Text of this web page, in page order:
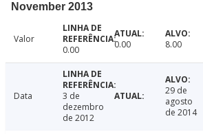
November 2013
Valor
0.00
0.00 8.00
Data
3 de
dezembro
de 2012
29 de
agosto
de 2014